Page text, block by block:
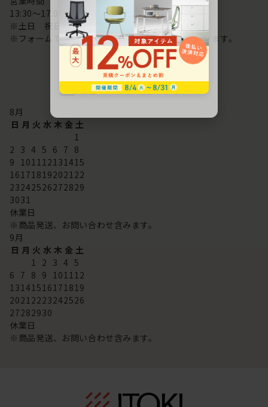
13:30～17:00
※土日 祝日は休み
※フォームでのお問い合わせは24時間対応しております。
配送・お問い合わせ営業日
8月
日 月 火 水 木 金 土
1
2 3 4 5 6 7 8
9 101112131415
16171819202122
23242526272829
3031
休業日
※商品発送、お問い合わせ含みます。
9月
日 月 火 水 木 金 土
1 2 3 4 5
6 7 8 9 101112
13141516171819
20212223242526
27282930
休業日
※商品発送、お問い合わせ含みます。